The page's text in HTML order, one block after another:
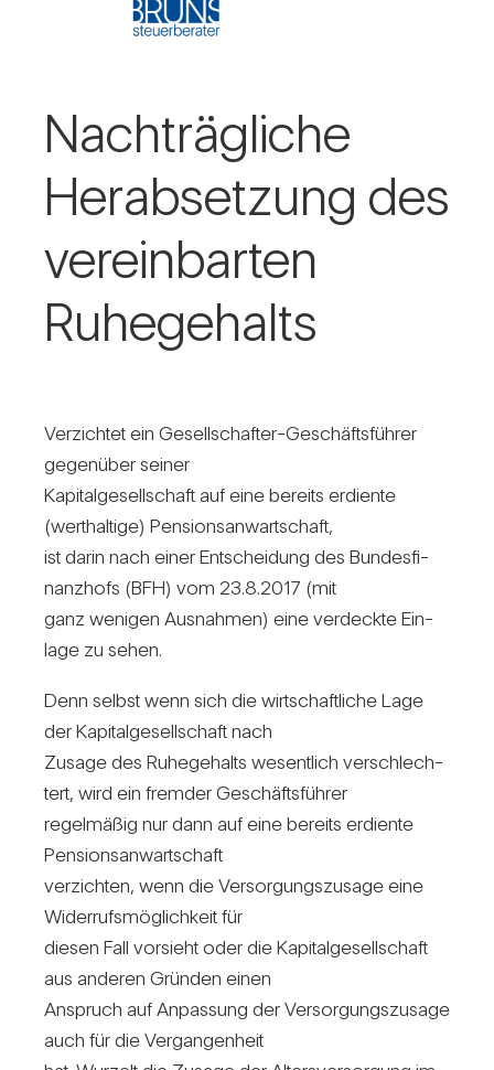
Nach­träg­liche
Her­ab­set­zung des
ver­ein­barten
Ruhe­ge­halts
Ver­zichtet ein Gesell­schafter-Geschäfts­führer
gegen­über seiner
Kapi­tal­ge­sell­schaft auf eine bereits erdiente
(wert­hal­tige) Pen­si­ons­an­wart­schaft,
ist darin nach einer Ent­schei­dung des Bun­des­fi­
nanz­hofs (BFH) vom 23.8.2017 (mit
ganz wenigen Aus­nahmen) eine ver­deckte Ein­
lage zu sehen.
Denn selbst wenn sich die wirt­schaft­liche Lage
der Kapi­tal­ge­sell­schaft nach
Zusage des Ruhe­ge­halts wesent­lich ver­schlech­
tert, wird ein fremder Geschäfts­führer
regel­mäßig nur dann auf eine bereits erdiente
Pen­si­ons­an­wart­schaft
ver­zichten, wenn die Ver­sor­gungs­zu­sage eine
Wider­rufs­mög­lich­keit für
diesen Fall vor­sieht oder die Kapi­tal­ge­sell­schaft
aus anderen Gründen einen
Anspruch auf Anpas­sung der Ver­sor­gungs­zu­sage
auch für die Ver­gan­gen­heit